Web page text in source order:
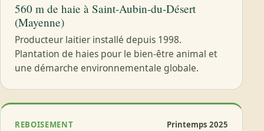
560 m de haie à Saint-Aubin-du-Désert
(Mayenne)
Producteur laitier installé depuis 1998.
Plantation de haies pour le bien-être animal et
une démarche environnementale globale.
REBOISEMENT Printemps 2025